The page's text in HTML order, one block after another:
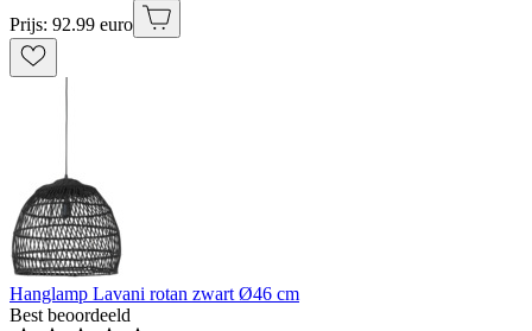
Prijs: 92.99 euro
Hanglamp Lavani rotan zwart Ø46 cm
Best beoordeeld